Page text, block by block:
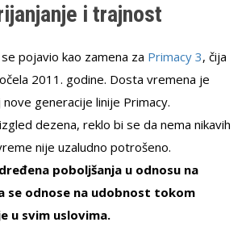
i trajnost
pojavio kao zamena za Primacy 3, čija
2011. godine. Dosta vremena je
generacije linije Primacy.
dezena, reklo bi se da nema nikavih
nije uzaludno potrošeno.
poboljšanja u odnosu na
se odnose na udobnost tokom
u svim uslovima.